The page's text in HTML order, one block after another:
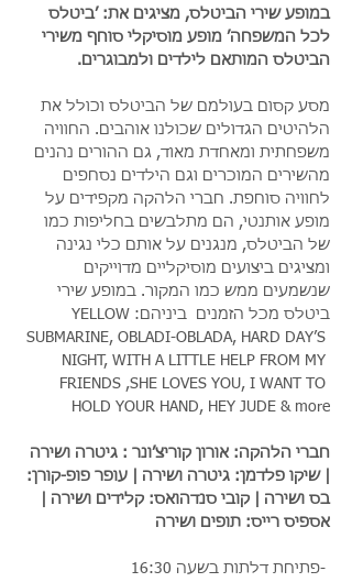
במופע שירי הביטלס, מציגים את: ׳ביטלס
לכל המשפחה’ מופע מוסיקלי סוחף משירי
הביטלס המותאם לילדים ולמבוגרים.
מסע קסום בעולמם של הביטלס וכולל את
הלהיטים הגדולים שכולנו אוהבים. החוויה
משפחתית ומאחדת מאוד, גם ההורים נהנים
מהשירים המוכרים וגם הילדים נסחפים
לחוויה סוחפת. חברי הלהקה מקפידים על
מופע אותנטי, הם מתלבשים בחליפות כמו
של הביטלס, מנגנים על אותם כלי נגינה
ומציגים ביצועים מוסיקליים מדוייקים
שנשמעים ממש כמו המקור. במופע שירי
ביטלס מכל הזמנים  ביניהם:YELLOW
SUBMARINE, OBLADI-OBLADA, HARD DAY’S
NIGHT, WITH A LITTLE HELP FROM MY
FRIENDS ,SHE LOVES YOU, I WANT TO
HOLD YOUR HAND, HEY JUDE & more
חברי הלהקה: אורון קוריצ’ונר : גיטרה ושירה
| שיקו פלדמן: גיטרה ושירה | עופר פופ-קורן:
בס ושירה | קובי סנדהואס: קלידים ושירה |
אספיס רייס: תופים ושירה
-פתיחת דלתות בשעה 16:30